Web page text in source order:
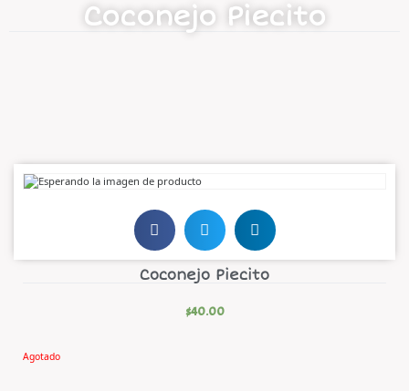
Coconejo Piecito
Coconejo Piecito
$40.00
Agotado